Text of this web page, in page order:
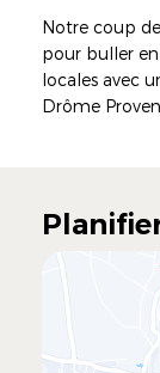
Notre coup
pour buller
locales avec
Drôme